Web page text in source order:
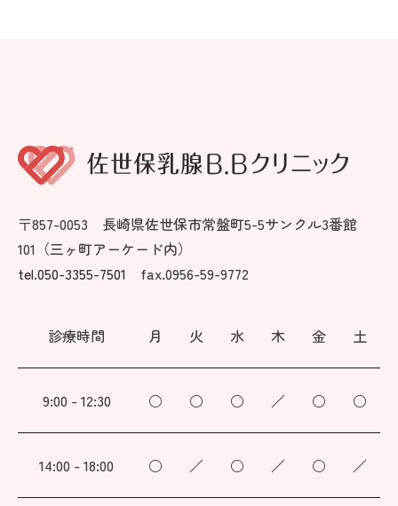
〒857-0053 長崎県佐世保市常盤町5-5サンクル3番館
101（三ヶ町アーケード内）
tel.050-3355-7501
fax.0956-59-9772
診療時間 月 火 水 木 金 土
9:00 - 12:30 ○ ○ ○ ／ ○ ○
14:00 - 18:00 ○ ／ ○ ／ ○ ／